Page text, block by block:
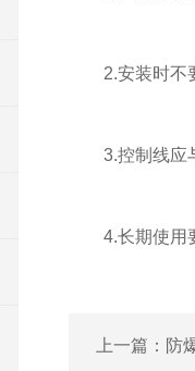
2.安装时不要
3.控制线应与
4.长期使用要
上一篇： 防